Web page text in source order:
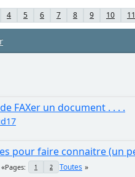
4 5 6 7 8 9 10 11
FAXer un document . . . .
pour faire connaitre (un
Pages 1 2 Toutes